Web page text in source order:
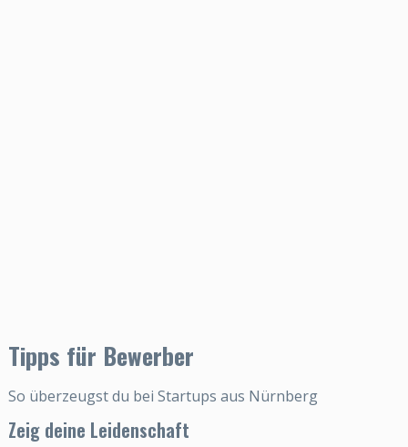
Tipps für Bewerber
So überzeugst du bei Startups aus Nürnberg
Zeig deine Leidenschaft